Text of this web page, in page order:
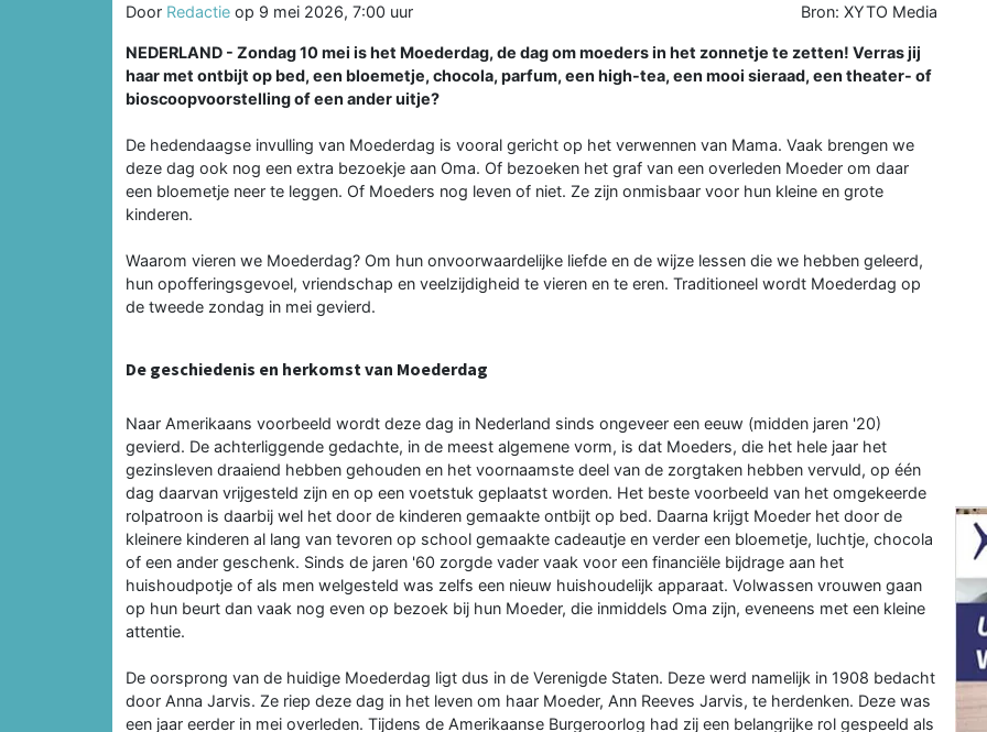
Door Redactie op 9 mei 2026, 7:00 uur Bron: XYTO Media
NEDERLAND - Zondag 10 mei is het Moederdag, de dag om moeders in het zonnetje te zetten! Verras jij
haar met ontbijt op bed, een bloemetje, chocola, parfum, een high-tea, een mooi sieraad, een theater- of
bioscoopvoorstelling of een ander uitje?
De hedendaagse invulling van Moederdag is vooral gericht op het verwennen van Mama. Vaak brengen we
deze dag ook nog een extra bezoekje aan Oma. Of bezoeken het graf van een overleden Moeder om daar
een bloemetje neer te leggen. Of Moeders nog leven of niet. Ze zijn onmisbaar voor hun kleine en grote
kinderen.
Waarom vieren we Moederdag? Om hun onvoorwaardelijke liefde en de wijze lessen die we hebben geleerd,
hun opofferingsgevoel, vriendschap en veelzijdigheid te vieren en te eren. Traditioneel wordt Moederdag op
de tweede zondag in mei gevierd.
De geschiedenis en herkomst van Moederdag
Naar Amerikaans voorbeeld wordt deze dag in Nederland sinds ongeveer een eeuw (midden jaren '20)
gevierd. De achterliggende gedachte, in de meest algemene vorm, is dat Moeders, die het hele jaar het
gezinsleven draaiend hebben gehouden en het voornaamste deel van de zorgtaken hebben vervuld, op één
dag daarvan vrijgesteld zijn en op een voetstuk geplaatst worden. Het beste voorbeeld van het omgekeerde
rolpatroon is daarbij wel het door de kinderen gemaakte ontbijt op bed. Daarna krijgt Moeder het door de
kleinere kinderen al lang van tevoren op school gemaakte cadeautje en verder een bloemetje, luchtje, chocola
of een ander geschenk. Sinds de jaren '60 zorgde vader vaak voor een financiële bijdrage aan het
huishoudpotje of als men welgesteld was zelfs een nieuw huishoudelijk apparaat. Volwassen vrouwen gaan
op hun beurt dan vaak nog even op bezoek bij hun Moeder, die inmiddels Oma zijn, eveneens met een kleine
attentie.
De oorsprong van de huidige Moederdag ligt dus in de Verenigde Staten. Deze werd namelijk in 1908 bedacht
door Anna Jarvis. Ze riep deze dag in het leven om haar Moeder, Ann Reeves Jarvis, te herdenken. Deze was
een jaar eerder in mei overleden. Tijdens de Amerikaanse Burgeroorlog had zij een belangrijke rol gespeeld als